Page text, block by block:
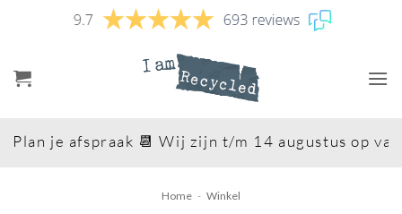
je afspraak 📆 Wij zijn t/m 14 augustus op
Home - Winkel